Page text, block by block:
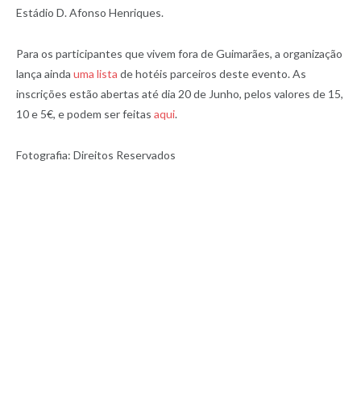
Estádio D. Afonso Henriques.
Para os participantes que vivem fora de Guimarães, a organização
lança ainda uma lista de hotéis parceiros deste evento. As
inscrições estão abertas até dia 20 de Junho, pelos valores de 15,
10 e 5€, e podem ser feitas aqui.
Fotografia: Direitos Reservados